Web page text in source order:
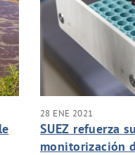
28 ENE 2021
SUEZ refuerza
monitorización